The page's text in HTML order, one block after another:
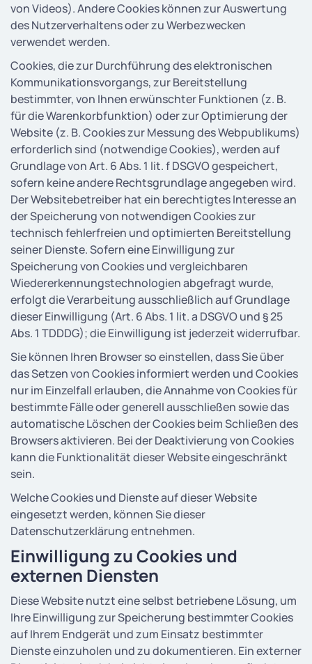
von Videos). Andere Cookies können zur Auswertung
des Nutzerverhaltens oder zu Werbezwecken
verwendet werden.
Cookies, die zur Durchführung des elektronischen
Kommunikationsvorgangs, zur Bereitstellung
bestimmter, von Ihnen erwünschter Funktionen (z. B.
für die Warenkorbfunktion) oder zur Optimierung der
Website (z. B. Cookies zur Messung des Webpublikums)
erforderlich sind (notwendige Cookies), werden auf
Grundlage von Art. 6 Abs. 1 lit. f DSGVO gespeichert,
sofern keine andere Rechtsgrundlage angegeben wird.
Der Websitebetreiber hat ein berechtigtes Interesse an
der Speicherung von notwendigen Cookies zur
technisch fehlerfreien und optimierten Bereitstellung
seiner Dienste. Sofern eine Einwilligung zur
Speicherung von Cookies und vergleichbaren
Wiedererkennungstechnologien abgefragt wurde,
erfolgt die Verarbeitung ausschließlich auf Grundlage
dieser Einwilligung (Art. 6 Abs. 1 lit. a DSGVO und § 25
Abs. 1 TDDDG); die Einwilligung ist jederzeit widerrufbar.
Sie können Ihren Browser so einstellen, dass Sie über
das Setzen von Cookies informiert werden und Cookies
nur im Einzelfall erlauben, die Annahme von Cookies für
bestimmte Fälle oder generell ausschließen sowie das
automatische Löschen der Cookies beim Schließen des
Browsers aktivieren. Bei der Deaktivierung von Cookies
kann die Funktionalität dieser Website eingeschränkt
sein.
Welche Cookies und Dienste auf dieser Website
eingesetzt werden, können Sie dieser
Datenschutzerklärung entnehmen.
Einwilligung zu Cookies und
externen Diensten
Diese Website nutzt eine selbst betriebene Lösung, um
Ihre Einwilligung zur Speicherung bestimmter Cookies
auf Ihrem Endgerät und zum Einsatz bestimmter
Dienste einzuholen und zu dokumentieren. Ein externer